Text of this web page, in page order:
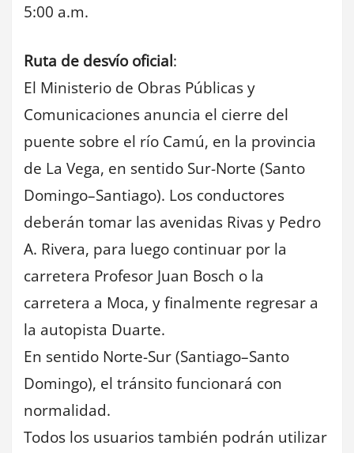
5:00 a.m.
Ruta de desvío oficial:
El Ministerio de Obras Públicas y
Comunicaciones anuncia el cierre del
puente sobre el río Camú, en la provincia
de La Vega, en sentido Sur-Norte (Santo
Domingo–Santiago). Los conductores
deberán tomar las avenidas Rivas y Pedro
A. Rivera, para luego continuar por la
carretera Profesor Juan Bosch o la
carretera a Moca, y finalmente regresar a
la autopista Duarte.
En sentido Norte-Sur (Santiago–Santo
Domingo), el tránsito funcionará con
normalidad.
Todos los usuarios también podrán utilizar